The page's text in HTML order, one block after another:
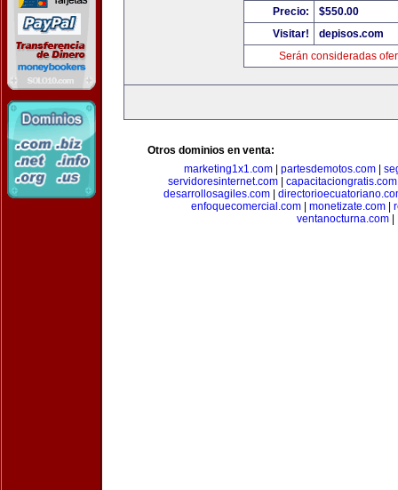
Precio:
$550.00
Visitar!
depisos.com
Serán consideradas
Otros dominios en venta:
marketing1x1.com| partesdemotos.com|
servidoresinternet.com| capacitaciongratis.com
desarrollosagiles.com
enfoquecomercial.com
monetizate.com
ventanocturna.com